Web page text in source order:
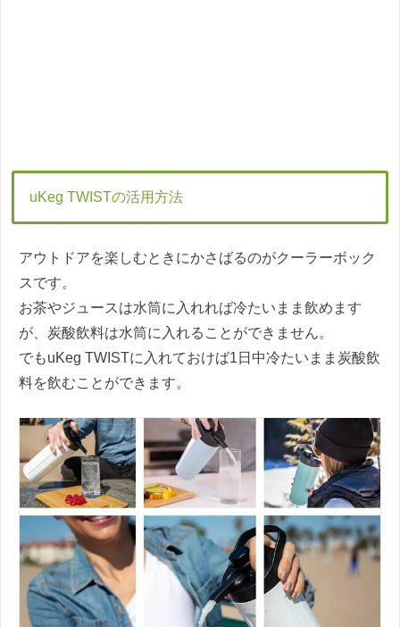
uKeg TWISTの活用方法
アウトドアを楽しむときにかさばるのがクーラーボック
スです。
お茶やジュースは水筒に入れれば冷たいまま飲めます
が、炭酸飲料は水筒に入れることができません。
でもuKeg TWISTに入れておけば1日中冷たいまま炭酸飲
料を飲むことができます。